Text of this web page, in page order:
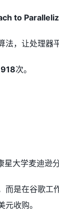
to
，让处理器
次。
大学麦迪逊
而是在谷歌
收购。